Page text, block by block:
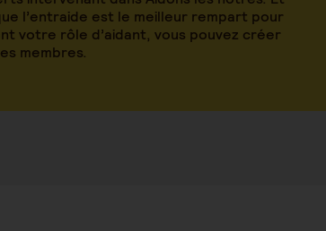
l’entraide est le meilleur rempart pour
votre rôle d’aidant, vous pouvez créer
membres.